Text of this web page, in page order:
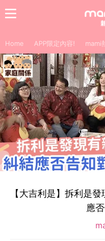
Home APP限定內容! mami
【大吉利是】拆利是
應